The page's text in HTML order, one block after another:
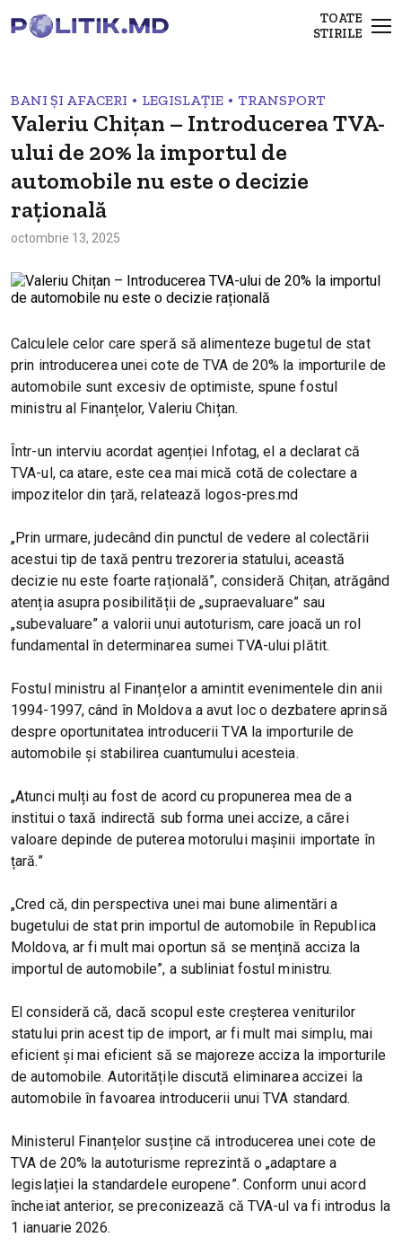
TOATE
STIRILE
BANI ȘI AFACERI • LEGISLAȚIE • TRANSPORT
Valeriu Chițan – Introducerea TVA-
ului de 20% la importul de
automobile nu este o decizie
rațională
octombrie 13, 2025
Calculele celor care speră să alimenteze bugetul de stat
prin introducerea unei cote de TVA de 20% la importurile de
automobile sunt excesiv de optimiste, spune fostul
ministru al Finanțelor, Valeriu Chițan.
Într-un interviu acordat agenției Infotag, el a declarat că
TVA-ul, ca atare, este cea mai mică cotă de colectare a
impozitelor din țară, relatează logos-pres.md
„Prin urmare, judecând din punctul de vedere al colectării
acestui tip de taxă pentru trezoreria statului, această
decizie nu este foarte rațională”, consideră Chițan, atrăgând
atenția asupra posibilității de „supraevaluare” sau
„subevaluare” a valorii unui autoturism, care joacă un rol
fundamental în determinarea sumei TVA-ului plătit.
Fostul ministru al Finanțelor a amintit evenimentele din anii
1994-1997, când în Moldova a avut loc o dezbatere aprinsă
despre oportunitatea introducerii TVA la importurile de
automobile și stabilirea cuantumului acesteia.
„Atunci mulți au fost de acord cu propunerea mea de a
institui o taxă indirectă sub forma unei accize, a cărei
valoare depinde de puterea motorului mașinii importate în
țară.”
„Cred că, din perspectiva unei mai bune alimentări a
bugetului de stat prin importul de automobile în Republica
Moldova, ar fi mult mai oportun să se mențină acciza la
importul de automobile”, a subliniat fostul ministru.
El consideră că, dacă scopul este creșterea veniturilor
statului prin acest tip de import, ar fi mult mai simplu, mai
eficient și mai eficient să se majoreze acciza la importurile
de automobile. Autoritățile discută eliminarea accizei la
automobile în favoarea introducerii unui TVA standard.
Ministerul Finanțelor susține că introducerea unei cote de
TVA de 20% la autoturisme reprezintă o „adaptare a
legislației la standardele europene”. Conform unui acord
încheiat anterior, se preconizează că TVA-ul va fi introdus la
1 ianuarie 2026.